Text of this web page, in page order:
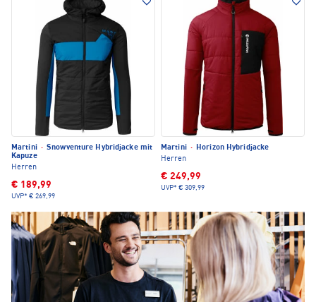
Martini · Snowventure Hybridjacke mit
Kapuze
Herren
€ 189,99
UVP* € 269,99
Martini ·
Horizon Hybridjacke
Herren
€ 249,99
UVP* € 309,99